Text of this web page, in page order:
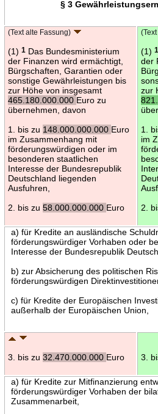
§ 3
(Text alte Fassung)
(1) 1Das Bundesministerium
der Finanzen wird ermächtigt,
Bürgschaften, Garantien oder
sonstige Gewährleistungen bis
zur Höhe von insgesamt
465.180.000.000 Euro zu
übernehmen, davon
1. bis zu 148.000.000.000 Euro
im Zusammenhang mit
förderungswürdigen oder im
besonderen staatlichen
Interesse der Bundesrepublik
Deutschland liegenden
Ausfuhren,
2. bis zu 58.000.000.000 Euro
(1) 1
der
zur
1.
im
2.
a) für Kredite an ausländische
förderungswürdiger Vorhaben oder
Interesse der Bundesrepublik
b) zur Absicherung des politischen
förderungswürdigen
c) für Kredite der Europäischen
außerhalb der Europäischen Union,
3. bis zu 32.470.000.000 Euro 3.
a) für Kredite zur Mitfinanzierung
förderungswürdiger Vorhaben der
Zusammenarbeit,